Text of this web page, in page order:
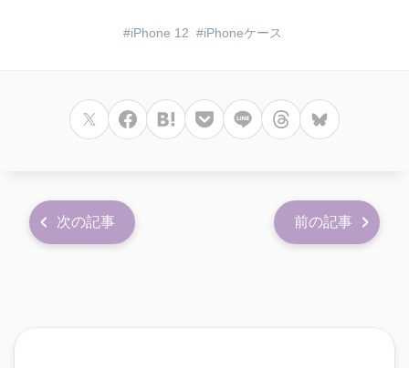
iPhone 12 iPhoneケース
次の記事 前の記事